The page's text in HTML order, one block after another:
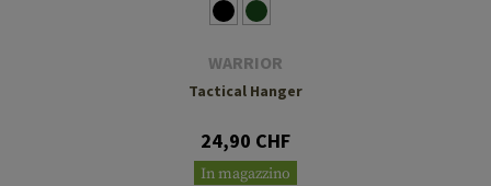
WARRIOR
Tactical Hanger
24,90 CHF
In magazzino